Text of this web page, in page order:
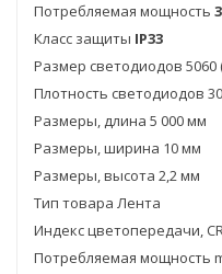
Потребляемая мощность
Класс защиты IP33
Размер светодиодов 5060
Плотность светодиодов
Размеры, длина 5 000 мм
Размеры, ширина 10 мм
Размеры, высота 2,2 мм
Тип товара Лента
Индекс цветопередачи,
Потребляемая мощность